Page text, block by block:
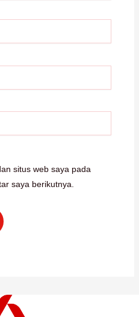
situs web saya pada
saya berikutnya.